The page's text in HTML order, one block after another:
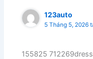
123auto
5 Tháng 5, 2026
155825